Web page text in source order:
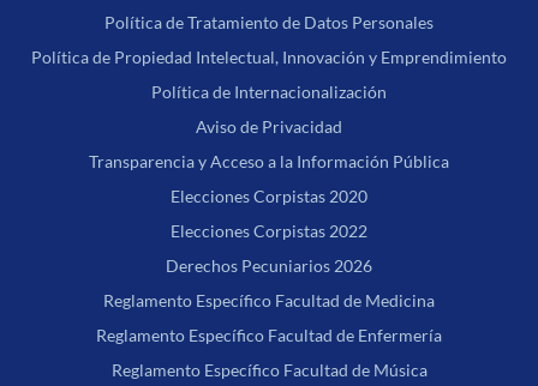
Política de Tratamiento de Datos Personales
Política de Propiedad Intelectual, Innovación y Emprendimiento
Política de Internacionalización
Aviso de Privacidad
Transparencia y Acceso a la Información Pública
Elecciones Corpistas 2020
Elecciones Corpistas 2022
Derechos Pecuniarios 2026
Reglamento Específico Facultad de Medicina
Reglamento Específico Facultad de Enfermería
Reglamento Específico Facultad de Música